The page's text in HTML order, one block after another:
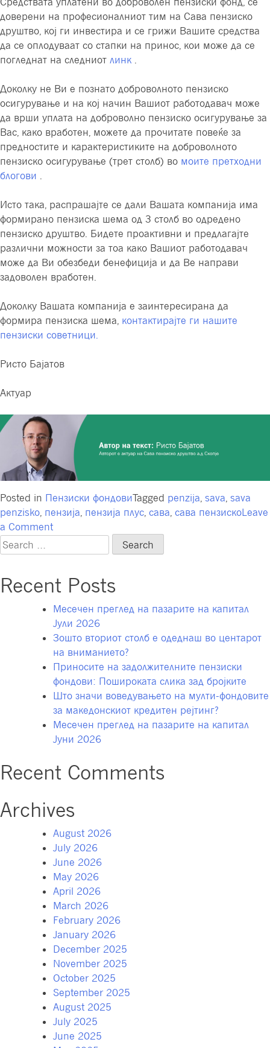
доверени на професионалниот тим на Сава пензиско
друштво, кој ги инвестира и се грижи Вашите средства
да се оплодуваат со стапки на принос, кои може да се
погледнат на следниот линк
Доколку не Ви е познато доброволното пензиско
осигурување и на кој начин Вашиот работодавач може
да врши уплата на доброволно пензиско осигурување за
Вас, како вработен, можете да прочитате повеќе за
предностите и карактеристиките на доброволното
пензиско осигурување (трет столб) во моите претходни
блогови
Исто така, распрашајте се дали Вашата компанија има
формирано пензиска шема од 3 столб во одредено
пензиско друштво. Бидете проактивни и предлагајте
различни можности за тоа како Вашиот работодавач
може да Ви обезбеди бенефиција и да Ве направи
задоволен вработен.
Доколку Вашата компанија е заинтересирана да
формира пензиска шема, контактирајте ги нашите
пензиски советници.
Ристо Бајатов
Актуар
Posted in Пензиски фондовиTagged penzija sava sava
penzisko пензија пензија плус сава сава пензискоLeave
a Commenton
за
и
бенефиции
Search
for:
Recent Posts
Месечен преглед на пазарите на капитал
Јули 2026
Зошто вториот столб е одеднаш во центарот
на вниманието?
Приносите на задолжителните пензиски
фондови: Пошироката слика зад бројките
Што значи воведувањето на мулти-фондовите
за македонскиот кредитен рејтинг?
Месечен преглед на пазарите на капитал
Јуни 2026
Recent Comments
Archives
August 2026
July 2026
June 2026
May 2026
April 2026
March 2026
February 2026
January 2026
December 2025
November 2025
October 2025
September 2025
August 2025
July 2025
June 2025